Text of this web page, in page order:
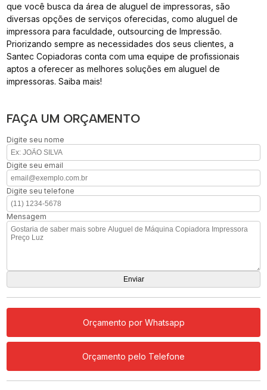
que você busca da área de aluguel de impressoras, são
diversas opções de serviços oferecidas, como aluguel de
impressora para faculdade, outsourcing de Impressão.
Priorizando sempre as necessidades dos seus clientes, a
Santec Copiadoras conta com uma equipe de profissionais
aptos a oferecer as melhores soluções em aluguel de
impressoras. Saiba mais!
FAÇA UM ORÇAMENTO
Digite seu nome
Digite seu email
Digite seu telefone
Mensagem
Orçamento por Whatsapp
Orçamento pelo Telefone